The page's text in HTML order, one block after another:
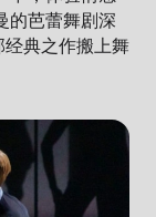
的芭蕾舞剧深
典之作搬上舞